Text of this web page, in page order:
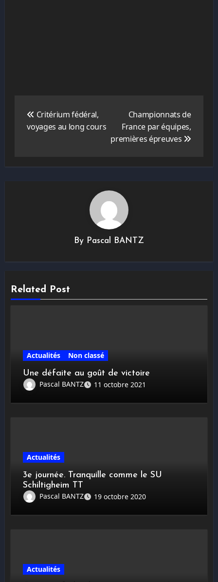
l’article
Critérium fédéral,
voyages au long cours
Championnats de
France par équipes,
premières épreuves
By Pascal BANTZ
Related Post
Actualités
Non classé
Une défaite au goût de victoire
Pascal BANTZ
11 octobre 2021
Actualités
3e journée. Tranquille comme le SU
Schiltigheim TT
Pascal BANTZ
19 octobre 2020
Actualités